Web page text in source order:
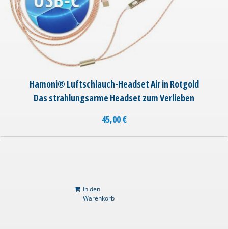
Hamoni® Luftschlauch-Headset Air in Rotgold
Das strahlungsarme Headset zum Verlieben
45,00€
In den
Warenkorb